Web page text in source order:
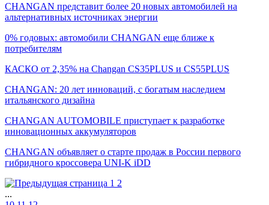
CHANGAN представит более 20 новых автомобилей на
альтернативных источниках энергии
0% годовых: автомобили CHANGAN еще ближе к
потребителям
КАСКО от 2,35% на Changan CS35PLUS и CS55PLUS
CHANGAN: 20 лет инноваций, с богатым наследием
итальянского дизайна
CHANGAN AUTOMOBILE приступает к разработке
инновационных аккумуляторов
CHANGAN объявляет о старте продаж в России первого
гибридного кроссовера UNI-K iDD
1 2
...